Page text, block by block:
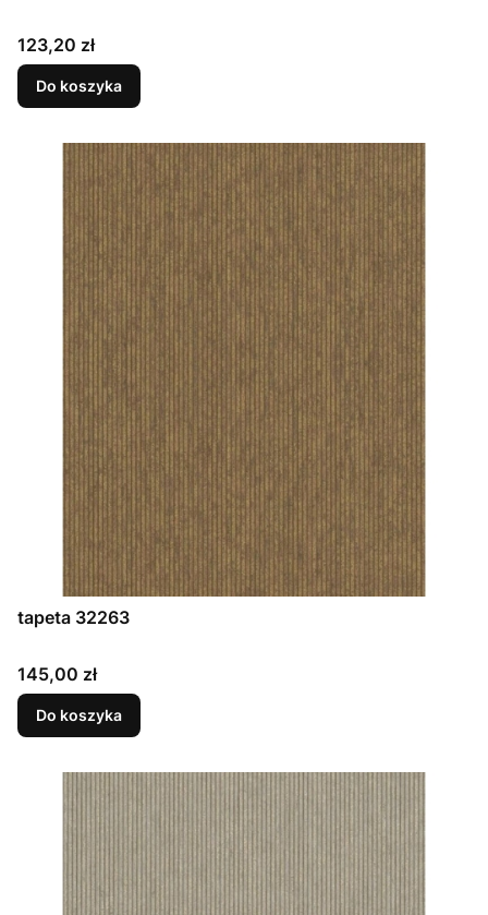
Cena
123,20 zł
Do koszyka
tapeta 32263
Cena
145,00 zł
Do koszyka